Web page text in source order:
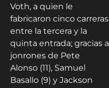
Voth, a quien le
fabricaron cinco carreras
entre la tercera y la
quinta entrada; gracias a
jonrones de Pete
Alonso (11), Samuel
Basallo (9) y Jackson